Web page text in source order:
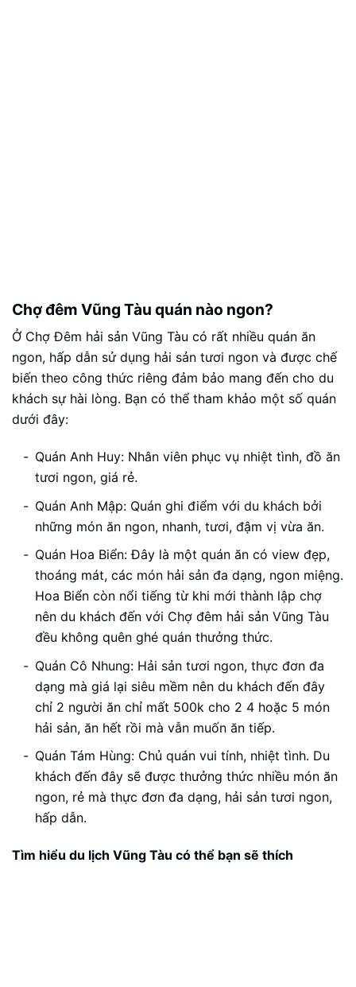
Chợ đêm Vũng Tàu quán nào ngon?
Ở Chợ Đêm hải sản Vũng Tàu có rất nhiều quán ăn
ngon, hấp dẫn sử dụng hải sản tươi ngon và được chế
biến theo công thức riêng đảm bảo mang đến cho du
khách sự hài lòng. Bạn có thể tham khảo một số quán
dưới đây:
Quán Anh Huy: Nhân viên phục vụ nhiệt tình, đồ ăn
tươi ngon, giá rẻ.
Quán Anh Mập: Quán ghi điểm với du khách bởi
những món ăn ngon, nhanh, tươi, đậm vị vừa ăn.
Quán Hoa Biển: Đây là một quán ăn có view đẹp,
thoáng mát, các món hải sản đa dạng, ngon miệng.
Hoa Biển còn nổi tiếng từ khi mới thành lập chợ
nên du khách đến với Chợ đêm hải sản Vũng Tàu
đều không quên ghé quán thưởng thức.
Quán Cô Nhung: Hải sản tươi ngon, thực đơn đa
dạng mà giá lại siêu mềm nên du khách đến đây
chỉ 2 người ăn chỉ mất 500k cho 2 4 hoặc 5 món
hải sản, ăn hết rồi mà vẫn muốn ăn tiếp.
Quán Tám Hùng: Chủ quán vui tính, nhiệt tình. Du
khách đến đây sẽ được thưởng thức nhiều món ăn
ngon, rẻ mà thực đơn đa dạng, hải sản tươi ngon,
hấp dẫn.
Tìm hiểu du lịch Vũng Tàu có thể bạn sẽ thích